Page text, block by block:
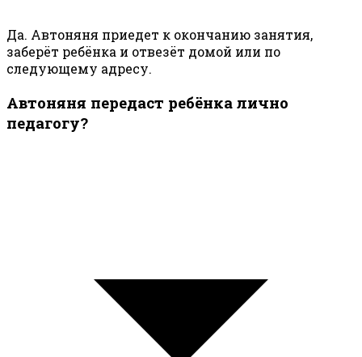
Да. Автоняня приедет к окончанию занятия,
заберёт ребёнка и отвезёт домой или по
следующему адресу.
Автоняня передаст ребёнка лично
педагогу?